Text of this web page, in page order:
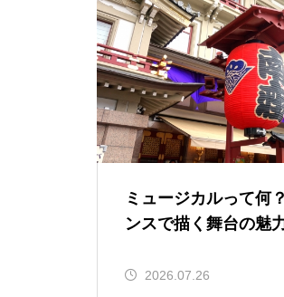
ミュージカルって何
ンスで描く舞台の魅
2026.07.26